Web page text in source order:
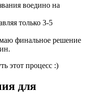
воедино на
только 3-5
финальное решение
этот процесс :)
для